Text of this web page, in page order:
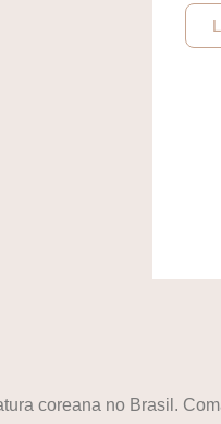
coreana no Brasil.